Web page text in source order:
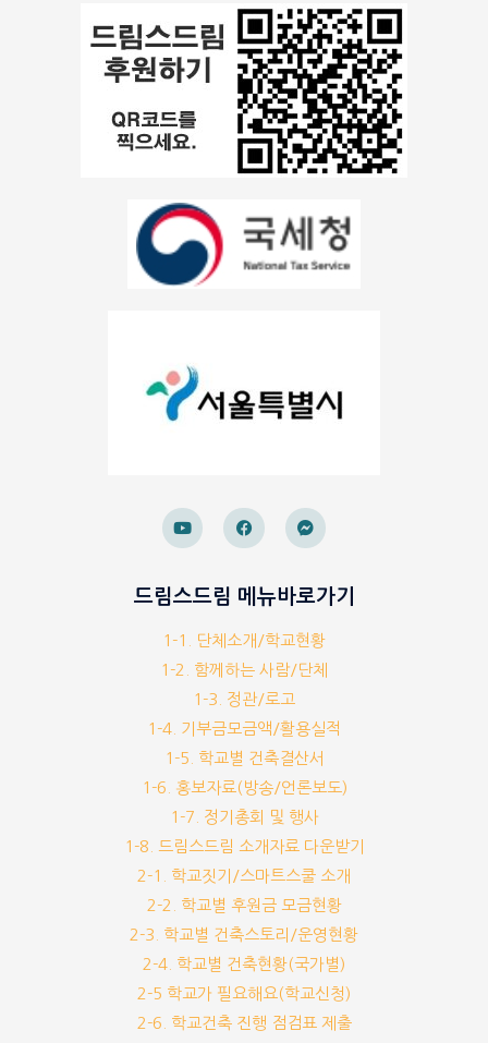
드림스드림 메뉴바로가기
1-1. 단체소개/학교현황
1-2. 함께하는 사람/단체
1-3. 정관/로고
1-4. 기부금모금액/활용실적
1-5. 학교별 건축결산서
1-6. 홍보자료(방송/언론보도)
1-7. 정기총회 및 행사
1-8. 드림스드림 소개자료 다운받기
2-1. 학교짓기/스마트스쿨 소개
2-2. 학교별 후원금 모금현황
2-3. 학교별 건축스토리/운영현황
2-4. 학교별 건축현황(국가별)
2-5 학교가 필요해요(학교신청)
2-6. 학교건축 진행 점검표 제출